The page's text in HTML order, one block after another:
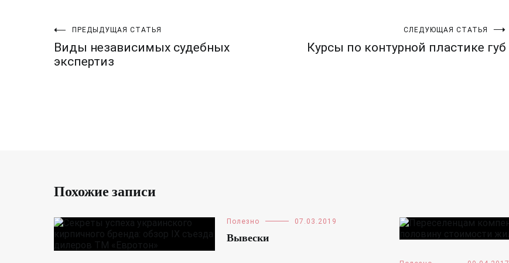
Навигация
по
ПРЕДЫДУЩАЯ СТАТЬЯ
Виды независимых судебных
экспертиз
СЛЕДУЮЩАЯ СТАТЬЯ
Курсы по контурной пластике губ
Похожие записи
Полезно 07.03.2019
Вывески